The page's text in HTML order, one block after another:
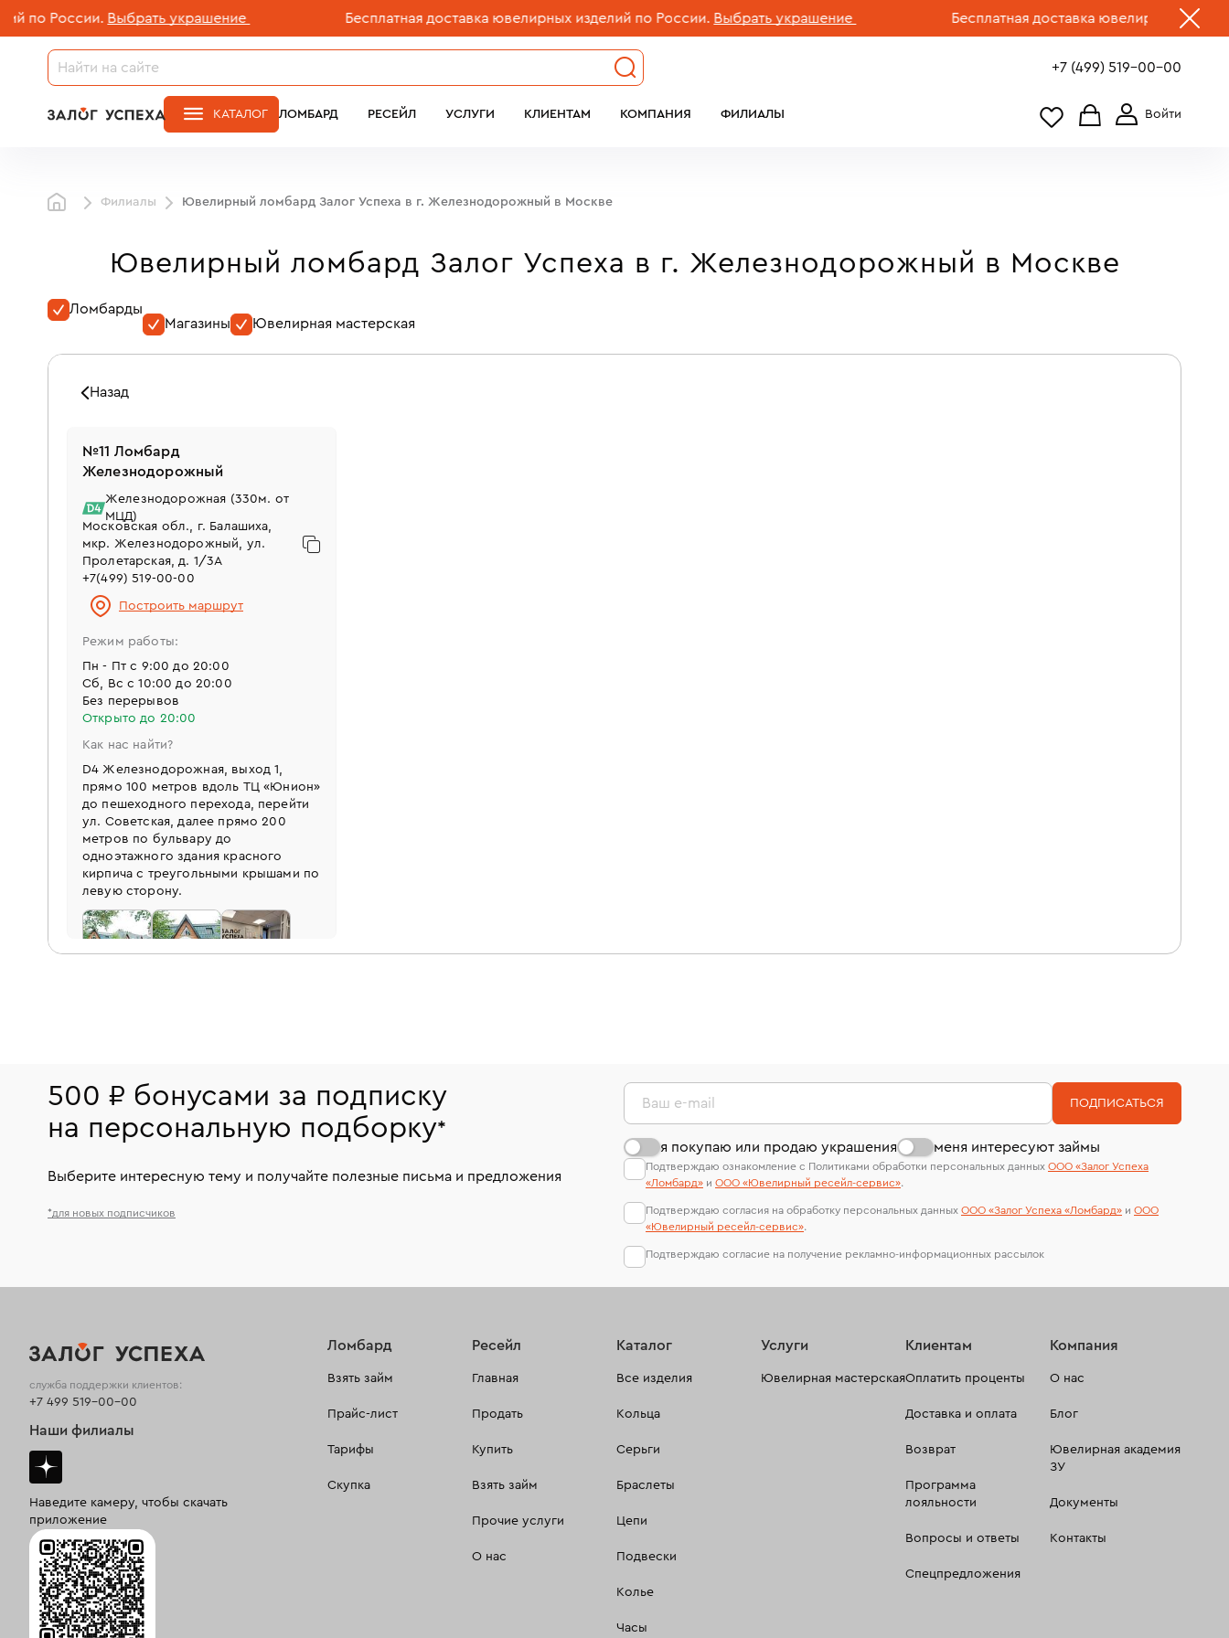
России. Выбрать украшение Бесплатная доставка ювелирных изделий по России. Выбрать украшение Бесплатная доставка ювелирных изделий по
+7 (499) 519-00-00
ЛОМБАРД РЕСЕЙЛ УСЛУГИ КЛИЕНТАМ КОМПАНИЯ ФИЛИАЛЫ
КАТАЛОГ
Филиалы Ювелирный ломбард Залог Успеха в г. Железнодорожный в Москве
Ювелирный ломбард Залог Успеха в г. Железнодорожный в Москве
Ломбарды
Магазины
Ювелирная мастерская
Введите метро, МЦД,
№1 Флагман Белорусское
Ювелирный комиссионный
мастерская
1 000 м² 10 000 украшений кофе
Белорусская (50м. от метро)
Москва, ул. Грузинский Вал, д.
28/45
Для автомобилистов доступны городские
Подробнее
№2 Ломбард Авиамоторное
Авиамоторная (50м. от метро)
Москва, ул. Авиамоторная, д. 14
Построить маршрут
Подробнее
№3 Ломбард Алтуфьево
Алтуфьево (50м. от метро)
Москва, Алтуфьевское ш., д. 88
Построить маршрут
Московская обл., Балашихинский
р-н, г. Балашиха, ул. Советская, д.
Построить маршрут
Подробнее
104/47
Подробнее
№6 Ломбард Бирюлево
Царицыно
Москва, ул. Михневская, д. 7, корп.
Подробнее
№7 Ломбард Братеево
Алма-Атинская (700м. от метро)
Москва, ул. Ключевая, д. 6, корп. 1
Построить маршрут
Назад
№11 Ломбард
Железнодорожный
Железнодорожная (330м. от
МЦД)
Московская обл., г. Балашиха,
мкр. Железнодорожный, ул.
Пролетарская, д. 1/3А
+7(499) 519-00-00
Построить маршрут
Режим работы:
Пн - Пт с 9:00 до 20:00
Сб, Вс с 10:00 до 20:00
Без перерывов
Открыто до 20:00
Как нас найти?
D4 Железнодорожная, выход 1,
прямо 100 метров вдоль ТЦ «Юнион»
до пешеходного перехода, перейти
ул. Советская, далее прямо 200
метров по бульвару до
одноэтажного здания красного
кирпича с треугольными крышами по
левую сторону.
500 ₽ бонусами за подписку
на персональную подборку*
Выберите интересную тему и получайте полезные письма и предложения
*для новых подписчиков
Ваш e-mail
я покупаю или продаю украшения меня интересуют займы
ПОДПИСАТЬСЯ
Подтверждаю ознакомление с Политиками обработки персональных данных ООО «Залог Успеха
«Ломбард» и ООО «Ювелирный ресейл-сервиc».
Подтверждаю согласия на обработку персональных данных ООО «Залог Успеха «Ломбард» и ООО
«Ювелирный ресейл-сервиc».
Подтверждаю согласие на получение рекламно-информационных рассылок
Ломбард
Взять займ
Прайс-лист
Тарифы
Скупка
Ресейл
Главная
Продать
Купить
Взять займ
Прочие услуги
О нас
Каталог
Все изделия
Кольца
Серьги
Браслеты
Цепи
Подвески
Колье
Часы
Услуги
Ювелирная мастерская
Клиентам
Оплатить проценты
Доставка и оплата
Возврат
Программа
лояльности
Вопросы и ответы
Спецпредложения
Компания
О нас
Блог
Ювелирная академия
ЗУ
Документы
Контакты
служба поддержки клиентов:
+7 499 519-00-00
Наши филиалы
Наведите камеру, чтобы скачать
приложение